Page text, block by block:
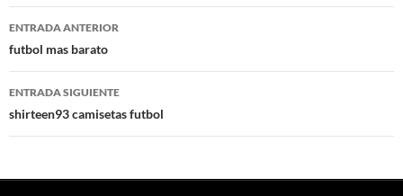
Navegación
de
entradas
ENTRADA ANTERIOR
futbol mas barato
ENTRADA SIGUIENTE
shirteen93 camisetas futbol